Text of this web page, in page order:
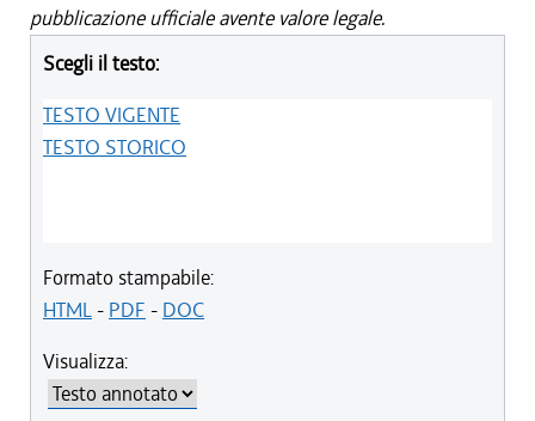
pubblicazione ufficiale avente valore legale.
Scegli il testo:
TESTO VIGENTE
TESTO STORICO
Formato stampabile:
HTML- PDF - DOC
Visualizza: